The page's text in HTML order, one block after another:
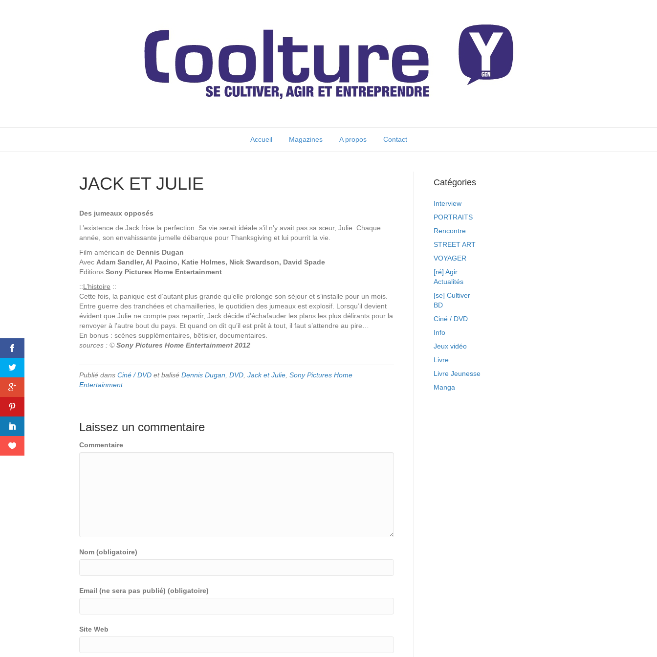
Accueil Magazines A propos Contact
JACK ET JULIE
Des jumeaux opposés
L’existence de Jack frise la perfection. Sa vie serait idéale s’il n’y avait pas sa sœur, Julie. Chaque
année, son envahissante jumelle débarque pour Thanksgiving et lui pourrit la vie.
Film américain de Dennis Dugan
Avec Adam Sandler, Al Pacino, Katie Holmes, Nick Swardson, David Spade
Editions Sony Pictures Home Entertainment
::L’histoire ::
Cette fois, la panique est d’autant plus grande qu’elle prolonge son séjour et s’installe pour un mois.
Entre guerre des tranchées et chamailleries, le quotidien des jumeaux est explosif. Lorsqu’il devient
évident que Julie ne compte pas repartir, Jack décide d’échafauder les plans les plus délirants pour la
renvoyer à l’autre bout du pays. Et quand on dit qu’il est prêt à tout, il faut s’attendre au pire…
En bonus : scènes supplémentaires, bêtisier, documentaires.
sources : ©Sony Pictures Home Entertainment 2012
Publié dans Ciné / DVD et balisé Dennis Dugan DVD Jack et Julie Sony Pictures Home
Entertainment
Laissez un commentaire
Commentaire
Nom (obligatoire)
Email (ne sera pas publié) (obligatoire)
Site Web
Catégories
Interview
PORTRAITS
Rencontre
STREET ART
VOYAGER
[ré] Agir
Actualités
[se] Cultiver
BD
Ciné / DVD
Info
Jeux vidéo
Livre
Livre Jeunesse
Manga